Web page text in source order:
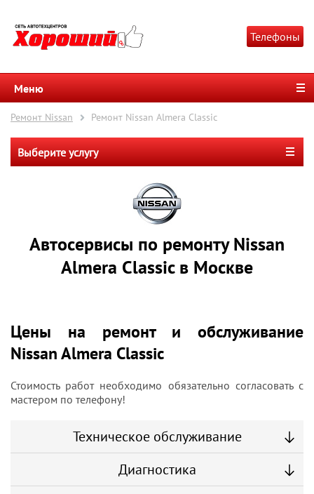
Телефоны
Меню
Ремонт Nissan Ремонт Nissan Almera Classic
Выберите услугу
Автосервисы по ремонту Nissan
Almera Classic в Москве
Цены на ремонт и обслуживание
Nissan Almera Classic
Стоимость работ необходимо обязательно согласовать с
мастером по телефону!
Техническое обслуживание
Диагностика